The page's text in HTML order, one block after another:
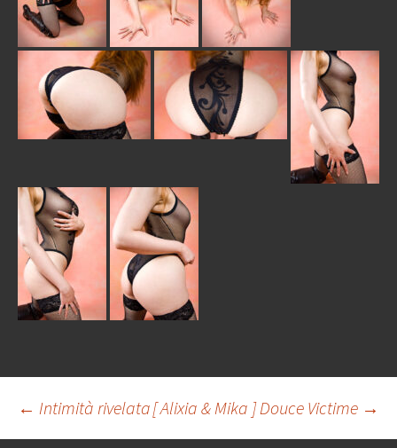
Navigation
← Intimità rivelata[ Alixia & Mika ] Douce Victime →